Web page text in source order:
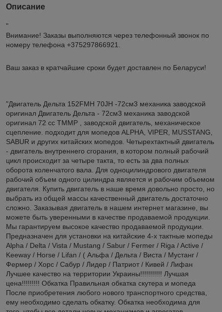
Описание
"
Внимание! Заказы выполняются через телефонный звонок по
номеру телефона +375297866921.
Ваш заказ в кратчайшие сроки будет доставлен по Беларуси!
"Двигатель Дельта 152FMH 70JH -72см3 механика заводской
оригинал Двигатель Дельта - 72см3 механика заводской
оригинал 72 cc TMMP , заводской двигатель, механическое
сцепление. подходит для мопедов ALPHA, VIPER, MUSSTANG,
SABUR и других китайских мопедов. Четырехтактный двигатель
- двигатель внутреннего сгорания, в котором полный рабочий
цикл происходит за четыре такта, то есть за два полных
оборота коленчатого вала. Для одноцилиндрового двигателя
рабочий объем одного цилиндра является и рабочим объемом
двигателя. Купить двигатель в наше время довольно просто, но
выбрать из общей массы качественный двигатель достаточно
сложно. Заказывая двигатель в нашем интернет магазине, вы
можете быть уверенными в качестве продаваемой продукции.
Мы гарантируем высокое качество продаваемой продукции.
Предназначен для установки на китайские 4-х тактные мопеды
Alpha / Delta / Vista / Mustang / Sabur / Fermer / Riga / Active /
Keeway / Horse / Lifan / ( Альфа / Дельта / Виста / Мустанг /
Фермер / Хорс / Сабур / Лидер / Патриот / Кивей / Лифан
Лучшее качество на территории Украины!!!!!!!!!!! Лучшая
цена!!!!!!!!! Обкатка Правильная обкатка скутера и мопеда
После приобретения любого нового транспортного средства,
ему необходимо сделать обкатку. Обкатка необходима для